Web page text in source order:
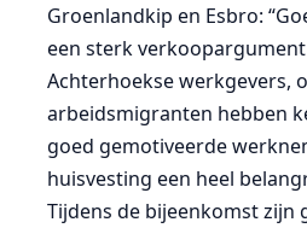
Groenlandkip en Esbro:
een sterk
Achterhoekse werkgevers,
arbeidsmigranten hebben
goed gemotiveerde
huisvesting een heel
Tijdens de bijeenkomst zijn